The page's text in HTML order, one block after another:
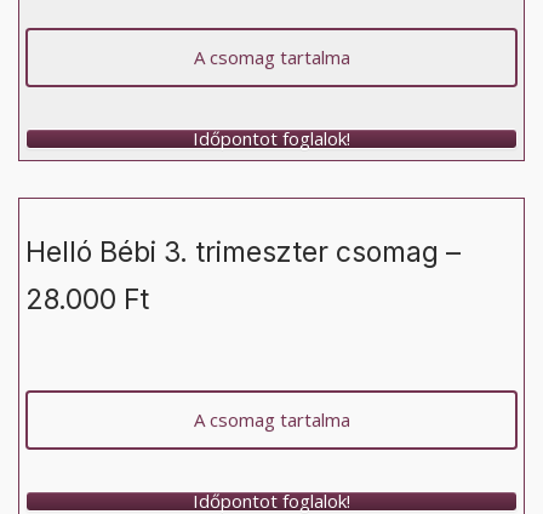
A csomag tartalma
Időpontot foglalok!
Helló Bébi 3. trimeszter csomag –
28.000 Ft
A csomag tartalma
Időpontot foglalok!